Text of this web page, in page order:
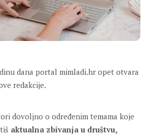
dana portal mimladi.hr opet otvara
redakcije.
dovoljno o određenim temama koje
aktualna zbivanja u društvu,